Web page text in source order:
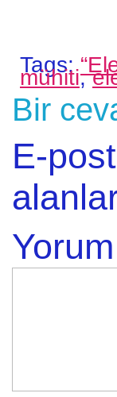
Tags:
mühiti,
Bir
E-
Yorum